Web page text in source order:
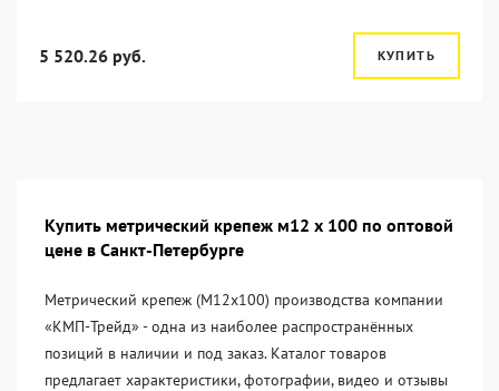
5 520.26 руб. КУПИТЬ
Купить метрический крепеж м12 х 100 по оптовой
цене в Санкт-Петербурге
Метрический крепеж (М12х100) производства компании
«KМП-Трейд» - одна из наиболее распространённых
позиций в наличии и под заказ. Каталог товаров
предлагает характеристики, фотографии, видео и отзывы